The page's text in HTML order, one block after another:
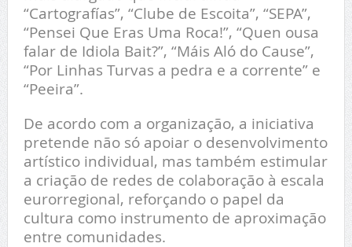
“Cartografías”, “Clube de Escoita”, “SEPA”,
“Pensei Que Eras Uma Roca!”, “Quen ousa
falar de Idiola Bait?”, “Máis Aló do Cause”,
“Por Linhas Turvas a pedra e a corrente” e
“Peeira”.
De acordo com a organização, a iniciativa
pretende não só apoiar o desenvolvimento
artístico individual, mas também estimular
a criação de redes de colaboração à escala
eurorregional, reforçando o papel da
cultura como instrumento de aproximação
entre comunidades.